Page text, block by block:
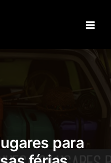
para